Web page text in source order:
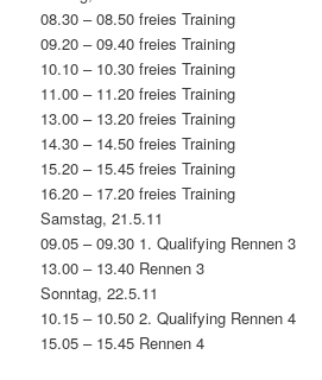
08.30 – 08.50 freies Training
09.20 – 09.40 freies Training
10.10 – 10.30 freies Training
11.00 – 11.20 freies Training
13.00 – 13.20 freies Training
14.30 – 14.50 freies Training
15.20 – 15.45 freies Training
16.20 – 17.20 freies Training
Samstag, 21.5.11
09.05 – 09.30 1. Qualifying Rennen 3
13.00 – 13.40 Rennen 3
Sonntag, 22.5.11
10.15 – 10.50 2. Qualifying Rennen 4
15.05 – 15.45 Rennen 4